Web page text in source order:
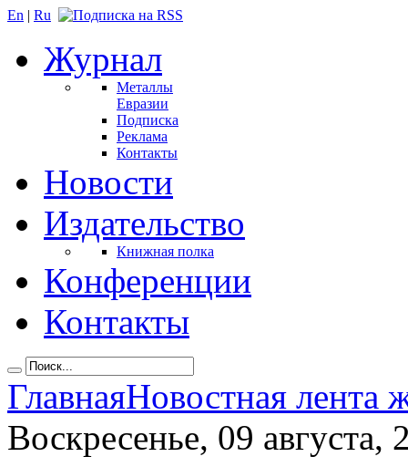
En | Ru
Журнал
Металлы
Евразии
Подписка
Реклама
Контакты
Новости
Издательство
Книжная полка
Конференции
Контакты
ГлавнаяНовостная лента
Воскресенье, 09 августа,